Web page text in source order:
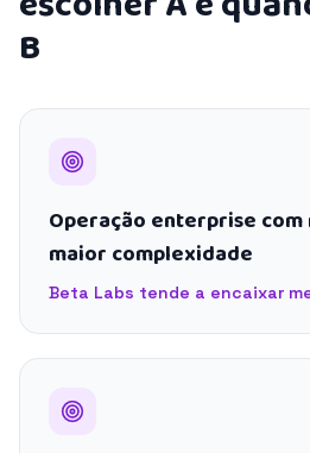
B
Operação enterprise
maior complexidade
Beta Labs tende a encaixar